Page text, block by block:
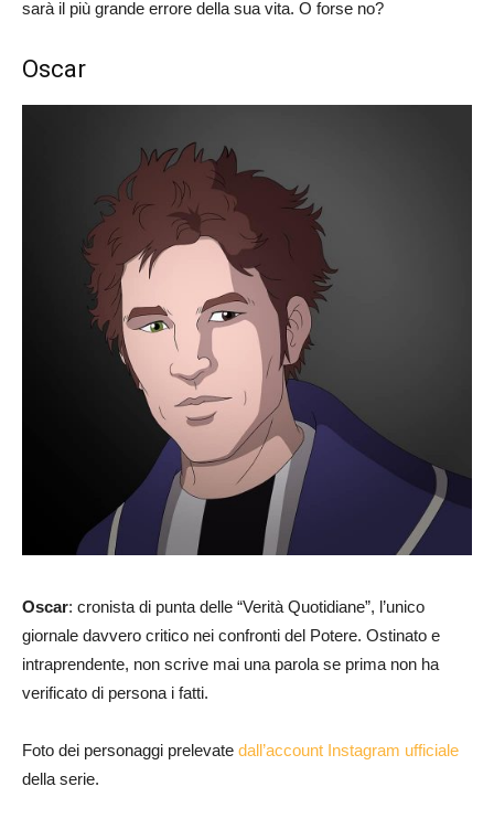
sarà il più grande errore della sua vita. O forse no?
Oscar
Oscar: cronista di punta delle “Verità Quotidiane”, l’unico
giornale davvero critico nei confronti del Potere. Ostinato e
intraprendente, non scrive mai una parola se prima non ha
verificato di persona i fatti.
Foto dei personaggi prelevate dall’account Instagram ufficiale
della serie.